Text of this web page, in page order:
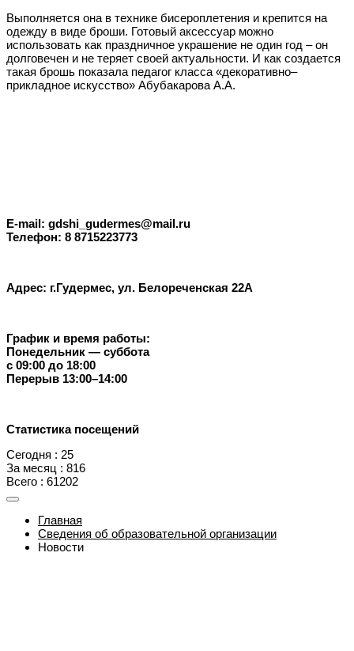
Выполняется она в технике бисероплетения и крепится на
одежду в виде броши. Готовый аксессуар можно
использовать как праздничное украшение не один год – он
долговечен и не теряет своей актуальности. И как создается
такая брошь показала педагог класса «декоративно–
прикладное искусство» Абубакарова А.А.
E-mail: gdshi_gudermes@mail.ru
Телефон: 8 8715223773
Адрес: г.Гудермес, ул. Белореченская 22А
График и время работы:
Понедельник — суббота
с 09:00 до 18:00
Перерыв 13:00–14:00
Статистика посещений
Сегодня : 25
За месяц : 816
Всего : 61202
Главная
Сведения об образовательной организации
Новости